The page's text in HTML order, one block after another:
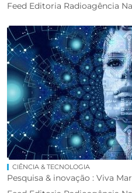
Feed Editoria Radioagência
CIÊNCIA & TECNOLOGIA
Pesquisa & inovação : Viva